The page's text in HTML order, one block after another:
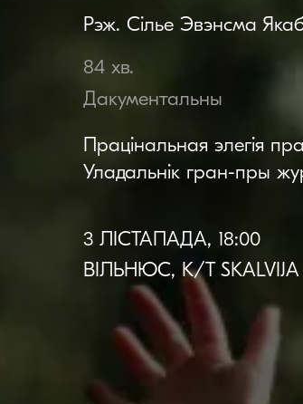
Рэж. Сілье Эвэнсма
Працінальная элегія
Уладальнік гран-пры
84 хв.
Дакументальны
3 ЛІСТАПАДА, 18:00
ВІЛЬНЮС, К/Т SKALVIJA